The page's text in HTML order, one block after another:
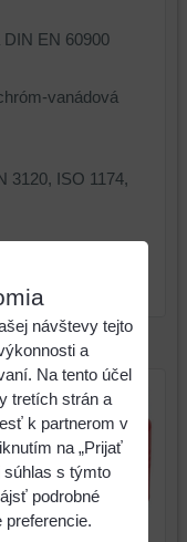
EN 60900
vanádová
3120, ISO 1174,
nástrčný
návštevy tejto
a
Na tento účel
tretích strán a
k partnerom v
na „Prijať
súhlas s týmto
podrobné
preferencie.